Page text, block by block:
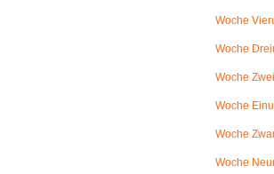
Woche
Woche
Woche
Woche
Woche
Woche